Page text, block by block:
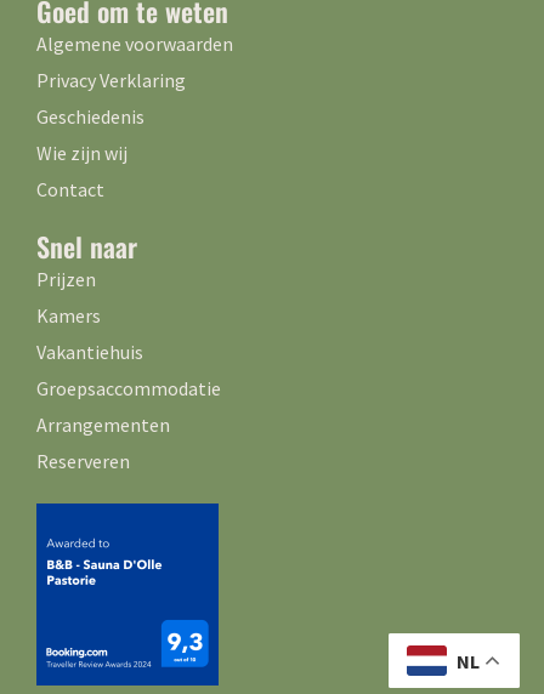
Goed om te weten
Algemene voorwaarden
Privacy Verklaring
Geschiedenis
Wie zijn wij
Contact
Snel naar
Prijzen
Kamers
Vakantiehuis
Groepsaccommodatie
Arrangementen
Reserveren
NL